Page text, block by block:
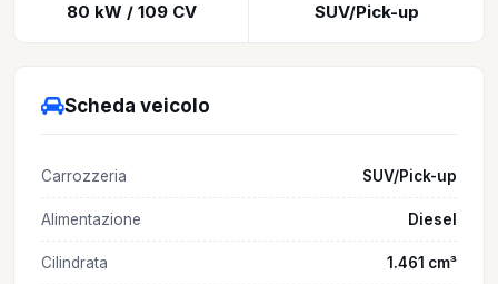
80 kW / 109 CV SUV/Pick-up
Scheda veicolo
Carrozzeria SUV/Pick-up
Alimentazione Diesel
Cilindrata 1.461 cm³